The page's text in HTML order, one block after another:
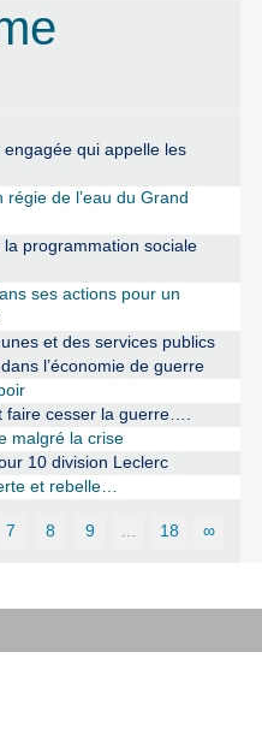
engagée qui appelle les
régie de l’eau du Grand
la programmation sociale
ses actions pour un
et des services publics
l’économie de guerre
faire cesser la guerre….
malgré la crise
10 division Leclerc
et rebelle…
7 8 9 18 ∞